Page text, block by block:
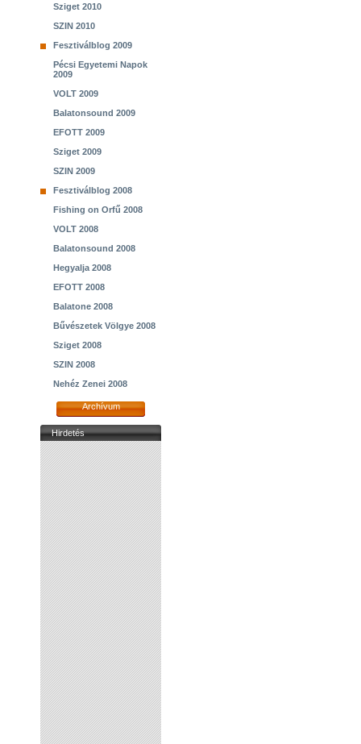
Sziget 2010
SZIN 2010
Fesztiválblog 2009
Pécsi Egyetemi Napok
2009
VOLT 2009
Balatonsound 2009
EFOTT 2009
Sziget 2009
SZIN 2009
Fesztiválblog 2008
Fishing on Orfű 2008
VOLT 2008
Balatonsound 2008
Hegyalja 2008
EFOTT 2008
Balatone 2008
Bűvészetek Völgye 2008
Sziget 2008
SZIN 2008
Nehéz Zenei 2008
Archívum
Hirdetés